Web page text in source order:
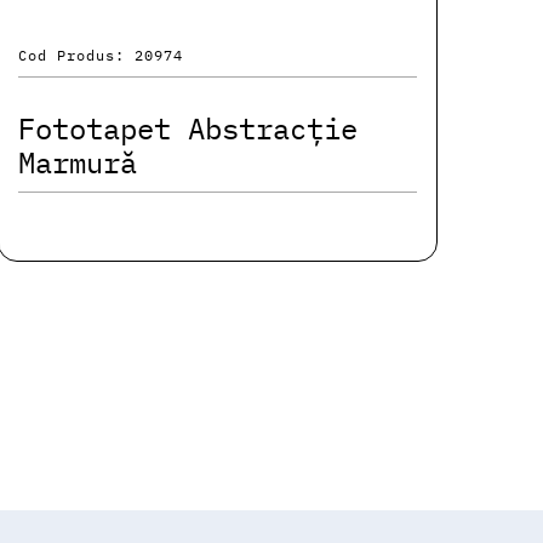
Cod Produs: 20974
Fototapet Abstracție
Marmură